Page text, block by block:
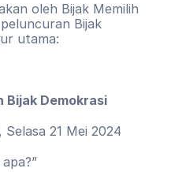
oleh Bijak Memilih
Bijak
utama:
Bijak Demokrasi
21 Mei 2024